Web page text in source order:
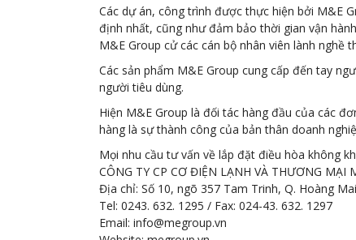
Các dự án, công trình được thực hiện bởi M&E
định nhất, cũng như đảm bảo thời gian vận
M&E Group cử các cán bộ nhân viên lành
Các sản phẩm M&E Group cung cấp đến tay
người tiêu dùng.
Hiện M&E Group là đối tác hàng đầu của các
hàng là sự thành công của bản thân doanh
Mọi nhu cầu tư vấn về lắp đặt điều hòa không
CÔNG TY CP CƠ ĐIỆN LẠNH VÀ THƯƠNG MẠI
Địa chỉ: Số 10, ngõ 357 Tam Trinh, Q. Hoàng
Tel: 0243. 632. 1295 / Fax: 024-43. 632. 1297
Email: info@megroup.vn